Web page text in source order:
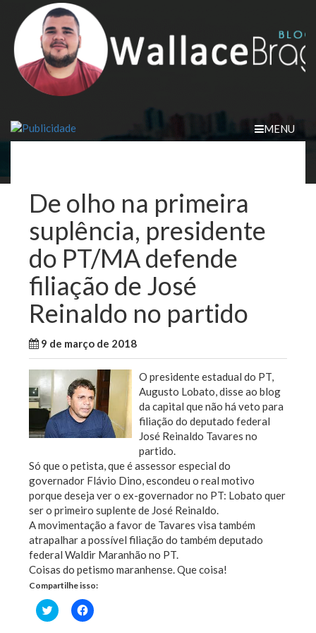
content
MENU
De olho na primeira
suplência, presidente
do PT/MA defende
filiação de José
Reinaldo no partido
9 de março de 2018
O presidente estadual do PT,
Augusto Lobato, disse ao blog
da capital que não há veto para
filiação do deputado federal
José Reinaldo Tavares no
partido.
Só que o petista, que é assessor especial do
governador Flávio Dino, escondeu o real motivo
porque deseja ver o ex-governador no PT: Lobato quer
ser o primeiro suplente de José Reinaldo.
A movimentação a favor de Tavares visa também
atrapalhar a possível filiação do também deputado
federal Waldir Maranhão no PT.
Coisas do petismo maranhense. Que coisa!
Compartilhe isso:
Clique
para
Clique
para